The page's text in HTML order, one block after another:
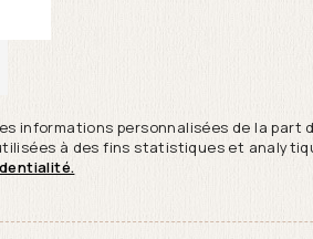
informations personnalisées de la part
à des fins statistiques et